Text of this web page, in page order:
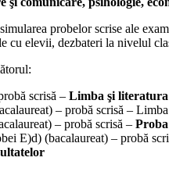
probelor scrise ale
cu elevii, dezbateri la nivelul
scrisă – Limba şi
– probă scrisă –
– probă scrisă –
E)d) (bacalaureat) – probă